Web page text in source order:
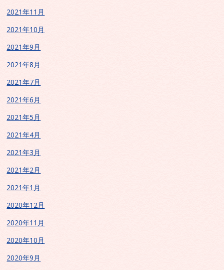
2021年11月
2021年10月
2021年9月
2021年8月
2021年7月
2021年6月
2021年5月
2021年4月
2021年3月
2021年2月
2021年1月
2020年12月
2020年11月
2020年10月
2020年9月